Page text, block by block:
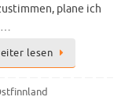
plane ich
lesen